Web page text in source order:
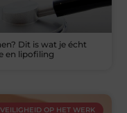
Dit is wat je écht
en lipofiling
OP HET WERK